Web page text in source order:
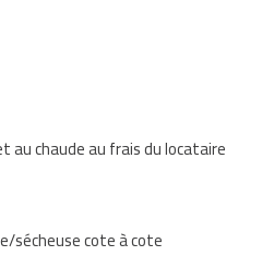
au chaude au frais du locataire
sécheuse cote à cote